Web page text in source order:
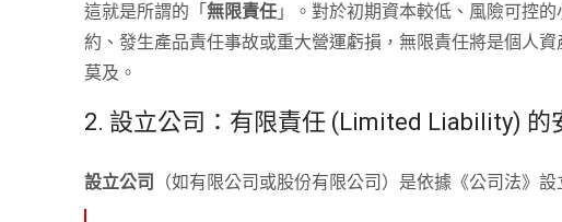
這就是所謂的「無限責任 」。對於初期資本較低、風險可控
約、發生產品責任事故或重大營運虧損，無限責任將是個人
莫及。
2. 設立公司：有限責任 (Limited Liability) 的
設立公司 （如有限公司或股份有限公司）是依據《公司法》